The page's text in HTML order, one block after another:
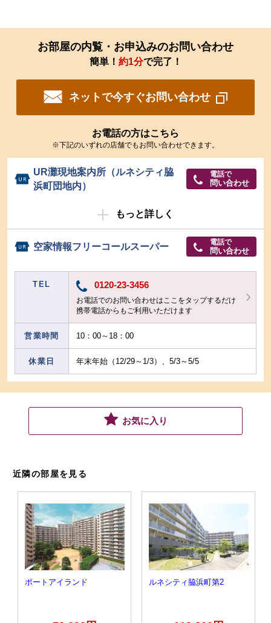
お部屋の内覧・お申込みのお問い合わせ
簡単！ 約1分で完了！
ネットで今すぐお問い合わせ
お電話の方はこちら
※下記のいずれの店舗でもお問い合わせできます。
UR灘現地案内所（ルネシティ脇
浜町団地内）
電話で
問い合わせ
もっと詳しく
空家情報フリーコールスーパー 電話で
問い合わせ
TEL 0120-23-3456
お電話でのお問い合わせはここをタップするだけ
携帯電話からもご利用いただけます
営業時間 10：00～18：00
休業日 年末年始（12/29～1/3）、5/3～5/5
お気に入り
近隣の部屋を見る
ポートアイランド ルネシティ脇浜町第2